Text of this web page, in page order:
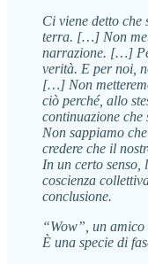
Ci viene detto
terra. […] Non
narrazione. […]
verità. E per noi,
[…] Non
ciò perché, allo
continuazione
Non sappiamo
credere che il
In un certo senso,
coscienza
conclusione.
“Wow”, un
È una specie di